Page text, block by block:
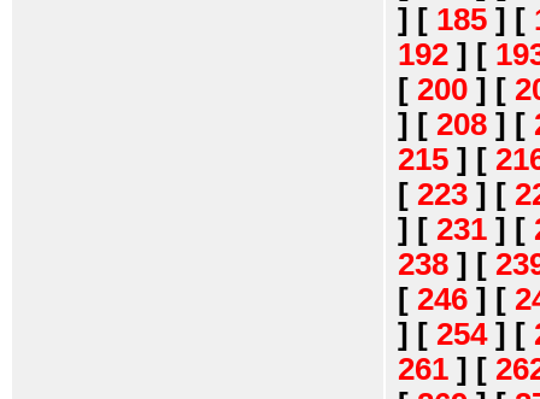
] [ 185 ] [
192 ] [
[ 200 ] [
] [ 208 ] [
215 ] [
[ 223 ] [
] [ 231 ] [
238 ] [
[ 246 ] [
] [ 254] [
261 ] [